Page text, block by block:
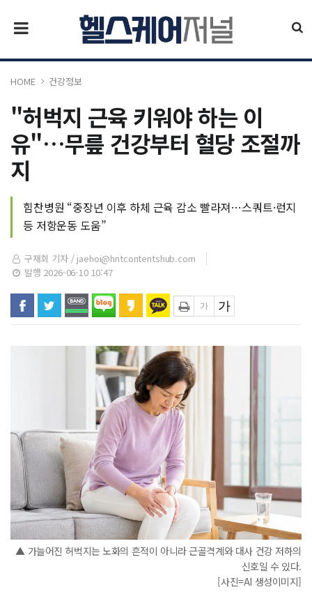
HOME 건강정보
"허벅지 근육 키워야 하는 이
유"…무릎 건강부터 혈당 조절까
지
힘찬병원 “중장년 이후 하체 근육 감소 빨라져…스쿼트·런지
등 저항운동 도움”
구재회 기자 / jaehoi@hntcontentshub.com
발행 2026-06-10 10:47
▲ 가늘어진 허벅지는 노화의 흔적이 아니라 근골격계와 대사 건강 저하의
신호일 수 있다.
[사진=AI 생성이미지]